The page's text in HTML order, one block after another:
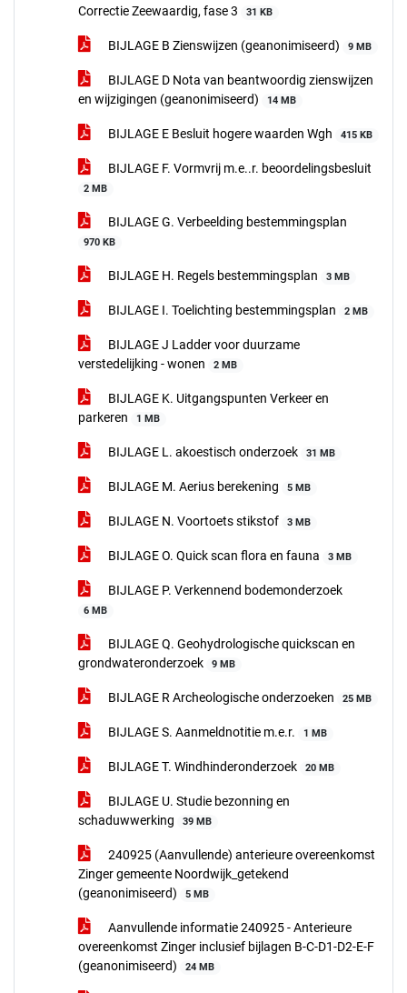
Correctie Zeewaardig, fase 3
31 KB
BIJLAGE B Zienswijzen (geanonimiseerd) 9 MB
BIJLAGE D Nota van beantwoordig zienswijzen
en wijzigingen (geanonimiseerd)
14 MB
BIJLAGE E Besluit hogere waarden Wgh 415 KB
BIJLAGE F. Vormvrij m.e..r. beoordelingsbesluit
2 MB
BIJLAGE G. Verbeelding bestemmingsplan
970 KB
BIJLAGE H. Regels bestemmingsplan 3 MB
BIJLAGE I. Toelichting bestemmingsplan 2 MB
BIJLAGE J Ladder voor duurzame
verstedelijking - wonen
2 MB
BIJLAGE K. Uitgangspunten Verkeer en
parkeren
1 MB
BIJLAGE L. akoestisch onderzoek 31 MB
BIJLAGE M. Aerius berekening 5 MB
BIJLAGE N. Voortoets stikstof 3 MB
BIJLAGE O. Quick scan flora en fauna 3 MB
BIJLAGE P. Verkennend bodemonderzoek
6 MB
BIJLAGE Q. Geohydrologische quickscan en
grondwateronderzoek
9 MB
BIJLAGE R Archeologische onderzoeken 25 MB
BIJLAGE S. Aanmeldnotitie m.e.r. 1 MB
BIJLAGE T. Windhinderonderzoek 20 MB
BIJLAGE U. Studie bezonning en
schaduwwerking
39 MB
240925 (Aanvullende) anterieure overeenkomst
Zinger gemeente Noordwijk_getekend
(geanonimiseerd)
5 MB
Aanvullende informatie 240925 - Anterieure
overeenkomst Zinger inclusief bijlagen B-C-D1-D2-E-F
(geanonimiseerd)
24 MB